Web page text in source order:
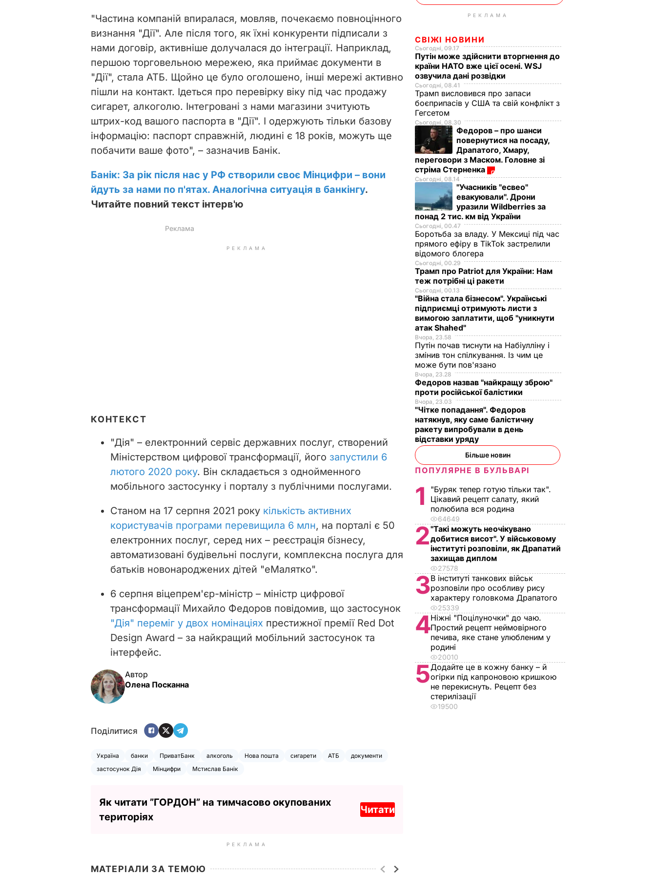
d
e
o
"Частина компаній впиралася, мовляв, почекаємо повноцінного
визнання "Дії". Але після того, як їхні конкуренти підписали з
нами договір, активніше долучалася до інтеграції. Наприклад,
першою торговельною мережею, яка приймає документи в
"Дії", стала АТБ. Щойно це було оголошено, інші мережі активно
пішли на контакт. Ідеться про перевірку віку під час продажу
сигарет, алкоголю. Інтегровані з нами магазини зчитують
штрих-код вашого паспорта в "Дії". І одержують тільки базову
інформацію: паспорт справжній, людині є 18 років, можуть ще
побачити ваше фото", – зазначив Банік.
Банік: За рік після нас у РФ створили своє Мінцифри – вони
йдуть за нами по п'ятах. Аналогічна ситуація в банкінгу.
Читайте повний текст інтерв'ю
РЕКЛАМА
КОНТЕКСТ
"Дія" – електронний сервіс державних послуг, створений
Міністерством цифрової трансформації, його запустили 6
лютого 2020 року. Він складається з однойменного
мобільного застосунку і порталу з публічними послугами.
Станом на 17 серпня 2021 року кількість активних
користувачів програми перевищила 6 млн, на порталі є 50
електронних послуг, серед них – реєстрація бізнесу,
автоматизовані будівельні послуги, комплексна послуга для
батьків новонароджених дітей "еМалятко".
6 серпня віцепрем'єр-міністр – міністр цифрової
трансформації Михайло Федоров повідомив, що застосунок
"Дія" переміг у двох номінаціях престижної премії Red Dot
Design Award – за найкращий мобільний застосунок та
інтерфейс.
Автор
Олена Посканна
Поділитися
Україна банки ПриватБанк алкоголь Нова пошта сигарети АТБ
документи
застосунок Дія
Мінцифри Мстислав Банік
Як читати ”ГОРДОН” на тимчасово окупованих
територіях
Читати
РЕКЛАМА
МАТЕРІАЛИ ЗА ТЕМОЮ
РЕКЛАМА
СВІЖІ НОВИНИ
Сьогодні, 09.17
Путін може здійснити вторгнення до
країни НАТО вже цієї осені. WSJ
озвучила дані розвідки
Сьогодні, 08.41
Трамп висловився про запаси
боєприпасів у США та свій конфлікт з
Гегсетом
Сьогодні, 08.30
Федоров – про шанси
повернутися на посаду,
Драпатого, Хмару,
переговори з Маском. Головне зі
стріма Стерненка
Сьогодні, 08.14
"Учасників "есвео"
евакуювали". Дрони
уразили Wildberries за
понад 2 тис. км від України
Сьогодні, 00.47
Боротьба за владу. У Мексиці під час
прямого ефіру в TikTok застрелили
відомого блогера
Сьогодні, 00.29
Трамп про Patriot для України: Нам
теж потрібні ці ракети
Сьогодні, 00.13
"Війна стала бізнесом". Українські
підприємці отримують листи з
вимогою заплатити, щоб "уникнути
атак Shahed"
Вчора, 23.58
Путін почав тиснути на Набіулліну і
змінив тон спілкування. Із чим це
може бути пов'язано
Вчора, 23.28
Федоров назвав "найкращу зброю"
проти російської балістики
Вчора, 23.03
"Чітке попадання". Федоров
натякнув, яку саме балістичну
ракету випробували в день
відставки уряду
Більше новин
ПОПУЛЯРНЕ В БУЛЬВАРІ
1
"Буряк тепер готую тільки так".
Цікавий рецепт салату, який
полюбила вся родина
64649
2"Такі можуть неочікувано
добитися висот". У військовому
інституті розповіли, як Драпатий
захищав диплом
27578
3В інституті танкових військ
розповіли про особливу рису
характеру головкома Драпатого
25339
4Ніжні "Поцілуночки" до чаю.
Простий рецепт неймовірного
печива, яке стане улюбленим у
родині
20010
5Додайте це в кожну банку – й
огірки під капроновою кришкою
не перекиснуть. Рецепт без
стерилізації
19500